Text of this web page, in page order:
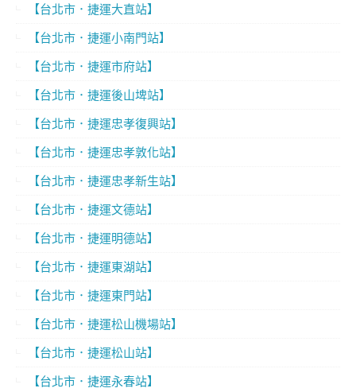
【台北市．捷運大直站】
【台北市．捷運小南門站】
【台北市．捷運市府站】
【台北市．捷運後山埤站】
【台北市．捷運忠孝復興站】
【台北市．捷運忠孝敦化站】
【台北市．捷運忠孝新生站】
【台北市．捷運文德站】
【台北市．捷運明德站】
【台北市．捷運東湖站】
【台北市．捷運東門站】
【台北市．捷運松山機場站】
【台北市．捷運松山站】
【台北市．捷運永春站】